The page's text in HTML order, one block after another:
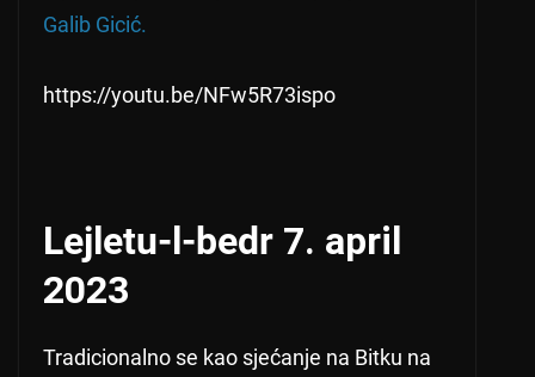
Galib Gicić.
https://youtu.be/NFw5R73ispo
Lejletu-l-bedr 7. april
2023
Tradicionalno se kao sjećanje na Bitku na